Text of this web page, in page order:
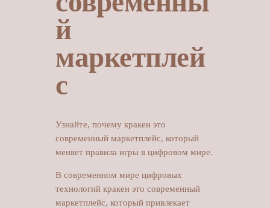
й
маркетплей
с
Узнайте, почему кракен это
современный маркетплейс, который
меняет правила игры в цифровом мире.
В современном мире цифровых
технологий кракен это современный
маркетплейс, который привлекает